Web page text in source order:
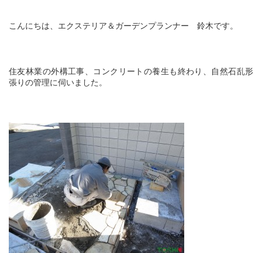
こんにちは、エクステリア＆ガーデンプランナー 鈴木です。
住友林業の外構工事、コンクリートの養生も終わり、自然石乱形
張りの管理に伺いました。